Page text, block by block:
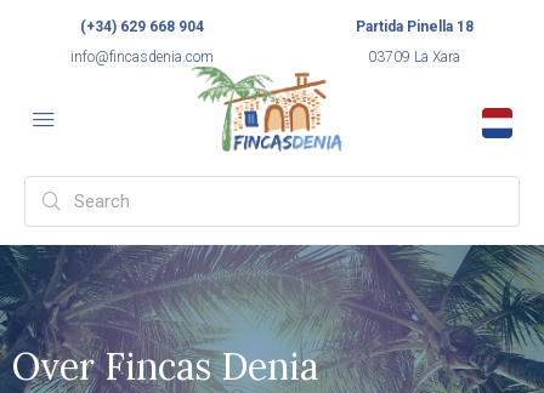
(+34) 629 668 904
info@fincasdenia.com
Partida Pinella 18
03709 La Xara
Over Fincas Denia